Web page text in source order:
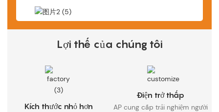
Lợi thế của chúng tôi
Kích thước nhỏ hơn
Điện trở thấp
AP cung cấp trải nghiệm người